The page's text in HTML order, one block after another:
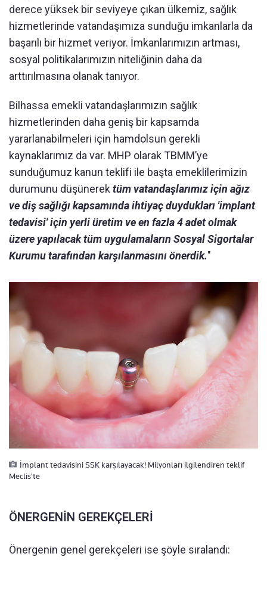
derece yüksek bir seviyeye çıkan ülkemiz, sağlık
hizmetlerinde vatandaşımıza sunduğu imkanlarla da
başarılı bir hizmet veriyor. İmkanlarımızın artması,
sosyal politikalarımızın niteliğinin daha da
arttırılmasına olanak tanıyor.
Bilhassa emekli vatandaşlarımızın sağlık
hizmetlerinden daha geniş bir kapsamda
yararlanabilmeleri için hamdolsun gerekli
kaynaklarımız da var. MHP olarak TBMM’ye
sunduğumuz kanun teklifi ile başta emeklilerimizin
durumunu düşünerektüm vatandaşlarımız için ağız
ve diş sağlığı kapsamında ihtiyaç duydukları 'implant
tedavisi' için yerli üretim ve en fazla 4 adet olmak
üzere yapılacak tüm uygulamaların Sosyal Sigortalar
Kurumu tarafından karşılanmasını önerdik."
İmplant tedavisini SSK karşılayacak! Milyonları ilgilendiren teklif
Meclis'te
ÖNERGENİN GEREKÇELERİ
Önergenin genel gerekçeleri ise şöyle sıralandı: